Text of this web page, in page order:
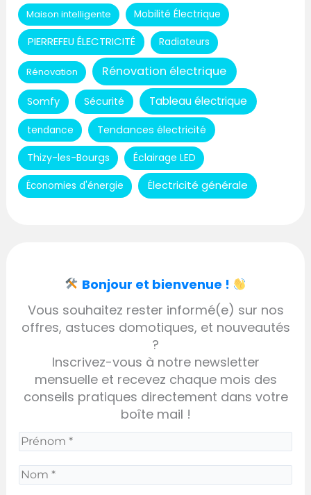
Maison intelligente Mobilité Électrique
PIERREFEU ÉLECTRICITÉ Radiateurs
Rénovation Rénovation électrique
Somfy Sécurité Tableau électrique
tendance Tendances électricité
Thizy-les-Bourgs Éclairage LED
Économies d'énergie Électricité générale
Bonjour et bienvenue !
Vous souhaitez rester informé(e) sur nos
offres, astuces domotiques, et nouveautés
?
Inscrivez-vous à notre newsletter
mensuelle et recevez chaque mois des
conseils pratiques directement dans votre
boîte mail !